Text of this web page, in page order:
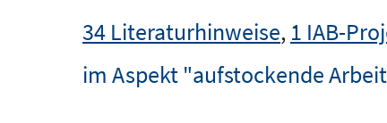
34 Literaturhinweise, 1 IAB-
im Aspekt "aufstockende